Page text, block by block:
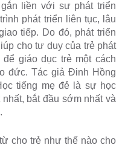
liền với sự phát triển
phát triển liên tục, lâu
tiếp. Do đó, phát triển
cho tư duy của trẻ phát
giáo dục trẻ một cách
đức. Tác giả Đinh Hồng
tiếng mẹ đẻ là sự học
bắt đầu sớm nhất và
cho trẻ như thế nào cho